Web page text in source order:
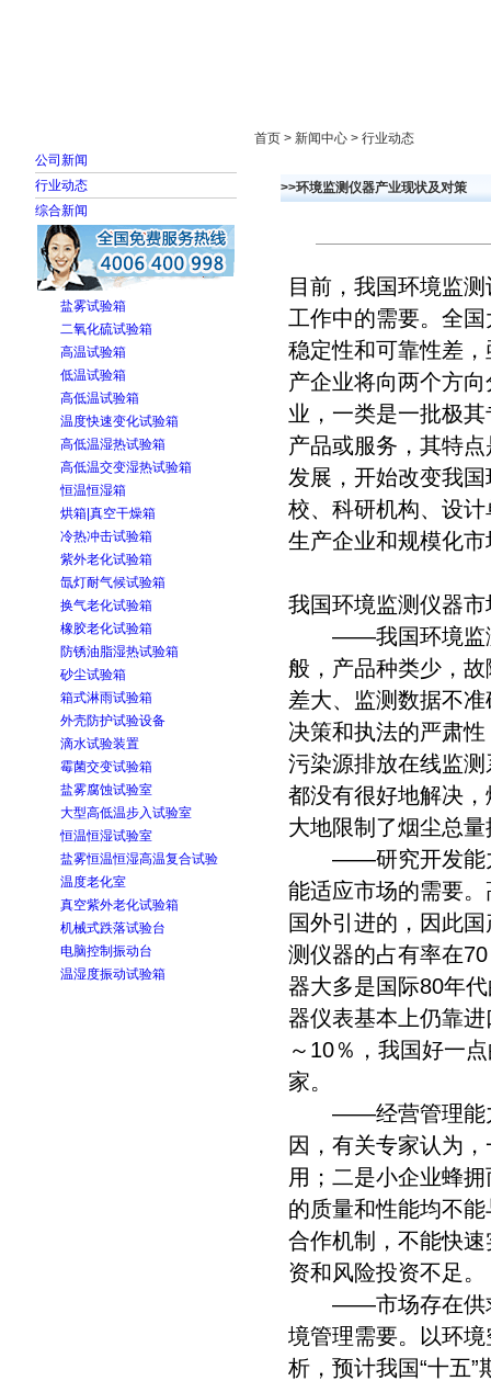
公司新闻
行业动态
综合新闻
盐雾试验箱
二氧化硫试验箱
高温试验箱
低温试验箱
高低温试验箱
温度快速变化试验箱
高低温湿热试验箱
高低温交变湿热试验箱
恒温恒湿箱
烘箱|真空干燥箱
冷热冲击试验箱
紫外老化试验箱
氙灯耐气候试验箱
换气老化试验箱
橡胶老化试验箱
防锈油脂湿热试验箱
砂尘试验箱
箱式淋雨试验箱
外壳防护试验设备
滴水试验装置
霉菌交变试验箱
盐雾腐蚀试验室
大型高低温步入试验室
恒温恒湿试验室
盐雾恒温恒湿高温复合试验
温度老化室
真空紫外老化试验箱
机械式跌落试验台
电脑控制振动台
温湿度振动试验箱
首页 > 新闻中心 > 行业动态
>>环境监测仪器产业现状及对策
目前，我国环境监
工作中的需要。全
稳定性和可靠性差
产企业将向两个方
业，一类是一批极
产品或服务，其特
发展，开始改变我
校、科研机构、设
生产企业和规模化
我国环境监测仪器
——我国环境监测
般，产品种类少，
差大、监测数据不
决策和执法的严肃
污染源排放在线监
都没有很好地解决
大地限制了烟尘总
——研究开发能力
能适应市场的需要
国外引进的，因此
测仪器的占有率在
器大多是国际80年
器仪表基本上仍靠
～10％，我国好一
家。
——经营管理能力
因，有关专家认为
用；二是小企业蜂
的质量和性能均不
合作机制，不能快
资和风险投资不足。
——市场存在供求
境管理需要。以环
析，预计我国“十五